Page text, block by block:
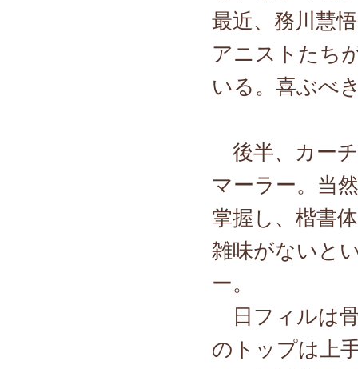
最近、務川慧
アニストたち
いる。喜ぶべ
後半、カー
マーラー。当
掌握し、楷書
雑味がないと
ー。
日フィルは
のトップは上